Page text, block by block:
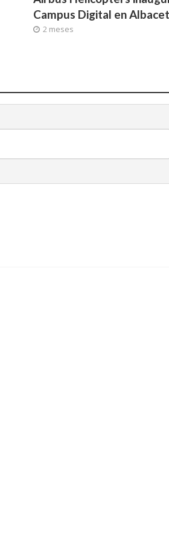
Campus Digital en
2 meses